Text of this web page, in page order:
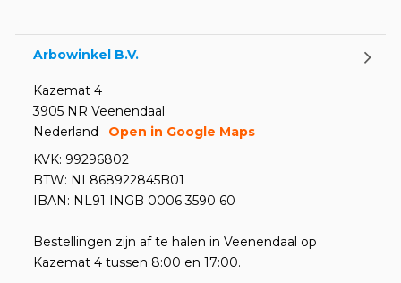
Arbowinkel B.V.
Kazemat 4
3905 NR Veenendaal
Nederland
Open in Google Maps
KVK: 99296802
BTW: NL868922845B01
IBAN: NL91 INGB 0006 3590 60
Bestellingen zijn af te halen in Veenendaal op
Kazemat 4 tussen 8:00 en 17:00.